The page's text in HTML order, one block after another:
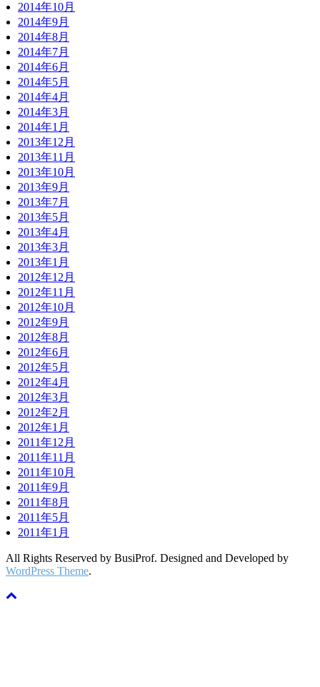
2014年10月
2014年9月
2014年8月
2014年7月
2014年6月
2014年5月
2014年4月
2014年3月
2014年1月
2013年12月
2013年11月
2013年10月
2013年9月
2013年7月
2013年5月
2013年4月
2013年3月
2013年1月
2012年12月
2012年11月
2012年10月
2012年9月
2012年8月
2012年6月
2012年5月
2012年4月
2012年3月
2012年2月
2012年1月
2011年12月
2011年11月
2011年10月
2011年9月
2011年8月
2011年5月
2011年1月
All Rights Reserved by BusiProf. Designed and Developed by
WordPress Theme.